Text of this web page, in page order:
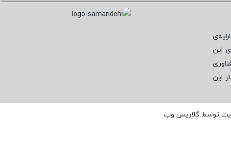
این
این
توسطگلاریس وب